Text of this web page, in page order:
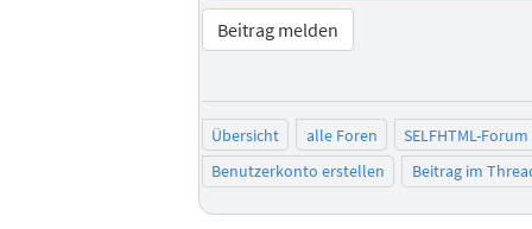
Beitrag melden
Übersicht alle Foren
SELFHTML-Forum
Benutzerkonto erstellen
Beitrag im